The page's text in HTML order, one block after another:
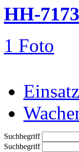
HH-
1 Foto
Suchbegriff
Suchbegriff